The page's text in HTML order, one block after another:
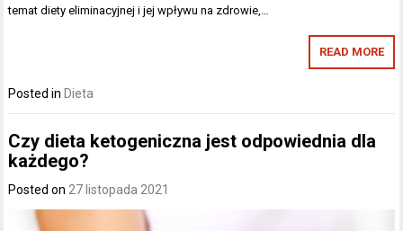
temat diety eliminacyjnej i jej wpływu na zdrowie,…
READ MORE
Posted in Dieta
Czy dieta ketogeniczna jest odpowiednia dla
każdego?
Posted on27 listopada 2021